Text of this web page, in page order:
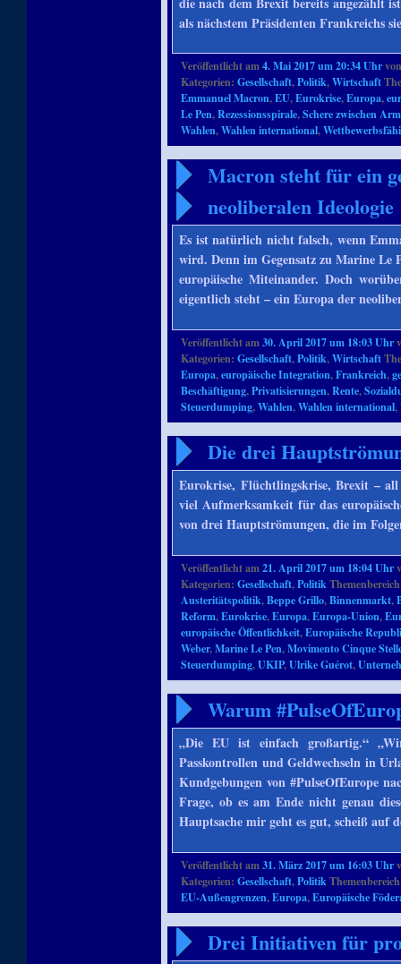
als nächstem Präsidenten Frankreichs
Veröffentlicht am4. Mai 2017 um 20:34 Uhr
Kategorien:Gesellschaft,Politik,Wirtschaft
Emmanuel Macron,EU,Eurokrise,Europa,
Le Pen,Rezessionsspirale,Schere zwischen
Wahlen,Wahlen international,
Macron steht für ein
neoliberalen Ideologie
Es ist natürlich nicht falsch, wenn
wird. Denn im Gegensatz zu Marine
europäische Miteinander. Doch
eigentlich steht – ein Europa der
Veröffentlicht am30. April 2017 um 18:03 Uhr
Kategorien:Gesellschaft,Politik,Wirtschaft
Europa,europäische Integration,Frankreich,
Beschäftigung,Privatisierungen,Rente,
Steuerdumping,Wahlen,Wahlen international,
Die drei
Eurokrise, Flüchtlingskrise, Brexit –
viel Aufmerksamkeit für das
von drei Hauptströmungen, die im
Veröffentlicht am21. April 2017 um 18:04 Uhr
Kategorien:Gesellschaft,Politik
Austeritätspolitik,Beppe Grillo,Binnenmarkt,
Reform,Eurokrise,Europa,Europa-Union,
europäische Öffentlichkeit,Europäische
Weber,Marine Le Pen,Movimento Cinque
Steuerdumping,UKIP,Ulrike Guérot,
Warum
„Die EU ist einfach großartig.“
Passkontrollen und Geldwechseln in
Kundgebungen von #PulseOfEurope
Frage, ob es am Ende nicht genau
Hauptsache mir geht es gut, scheiß auf
Veröffentlicht am31. März 2017 um 16:03 Uhr
Kategorien:Gesellschaft,Politik
EU-Außengrenzen,Europa,Europäische
Drei Initiativen für